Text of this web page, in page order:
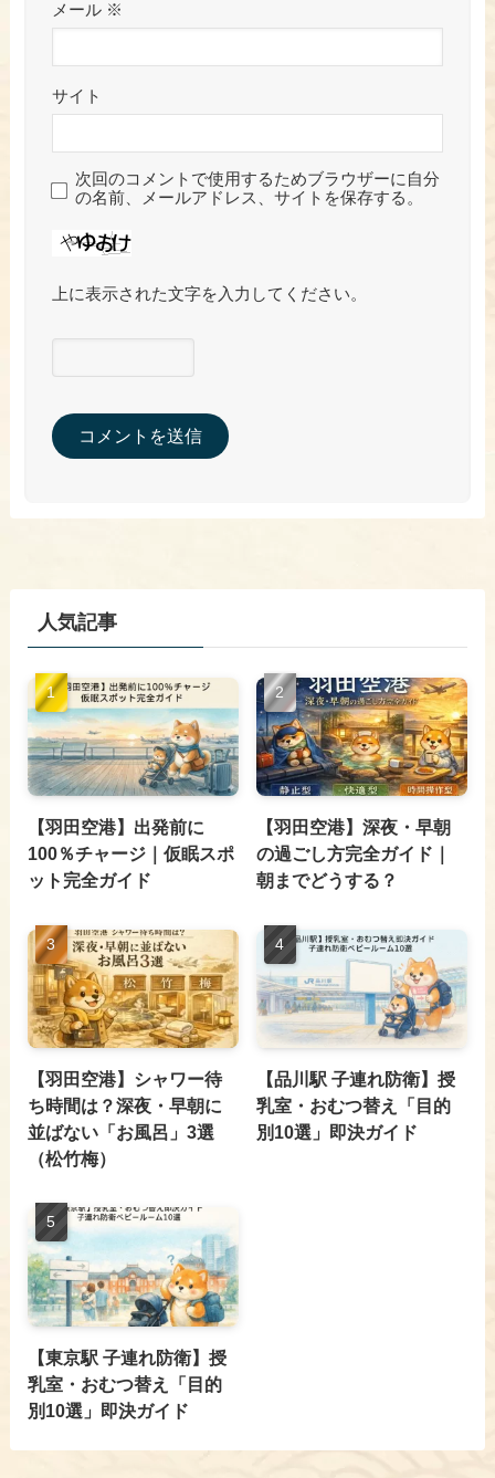
メール ※
サイト
次回のコメントで使用するためブラウザーに自分
の名前、メールアドレス、サイトを保存する。
上に表示された文字を入力してください。
人気記事
【羽田空港】出発前に
100％チャージ｜仮眠スポ
ット完全ガイド
【羽田空港】深夜・早朝
の過ごし方完全ガイド｜
朝までどうする？
【羽田空港】シャワー待
ち時間は？深夜・早朝に
並ばない「お風呂」3選
（松竹梅）
【品川駅 子連れ防衛】授
乳室・おむつ替え「目的
別10選」即決ガイド
【東京駅 子連れ防衛】授
乳室・おむつ替え「目的
別10選」即決ガイド